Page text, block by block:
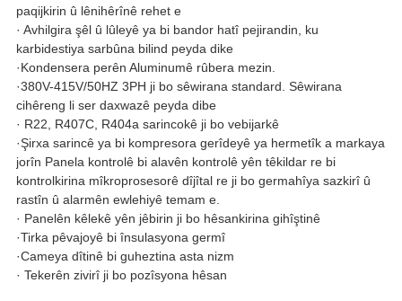
paqijkirin û lênihêrînê rehet e
· Avhilgira şêl û lûleyê ya bi bandor hatî pejirandin, ku
karbidestiya sarbûna bilind peyda dike
·Kondensera perên Aluminumê rûbera mezin.
·380V-415V/50HZ 3PH ji bo sêwirana standard. Sêwirana
cihêreng li ser daxwazê ​​peyda dibe
· R22, R407C, R404a sarincokê ji bo vebijarkê
·Şirxa sarincê ya bi kompresora gerîdeyê ya hermetîk a markaya
jorîn Panela kontrolê bi alavên kontrolê yên têkildar re bi
kontrolkirina mîkroprosesorê dîjîtal re ji bo germahîya sazkirî û
rastîn û alarmên ewlehiyê temam e.
· Panelên kêlekê yên jêbirin ji bo hêsankirina gihîştinê
·Tirka pêvajoyê bi însulasyona germî
·Cameya dîtinê bi guheztina asta nizm
· Tekerên zivirî ji bo pozîsyona hêsan